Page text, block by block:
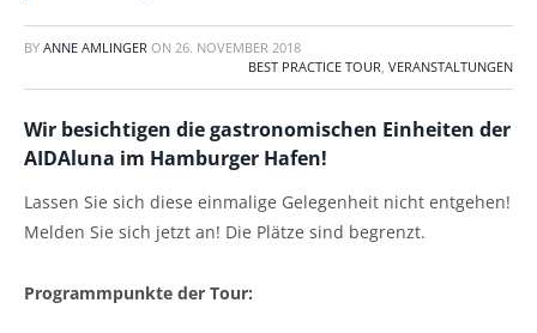
BY ANNE AMLINGER ON 26. NOVEMBER 2018
BEST PRACTICE TOUR, VERANSTALTUNGEN
Wir besichtigen die gastronomischen Einheiten der
AIDAluna im Hamburger Hafen!
Lassen Sie sich diese einmalige Gelegenheit nicht entgehen!
Melden Sie sich jetzt an! Die Plätze sind begrenzt.
Programmpunkte der Tour: